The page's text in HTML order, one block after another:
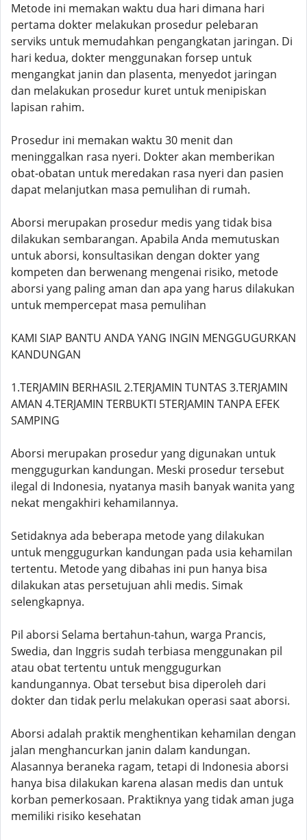
Metode ini memakan waktu dua hari dimana hari
pertama dokter melakukan prosedur pelebaran
serviks untuk memudahkan pengangkatan jaringan. Di
hari kedua, dokter menggunakan forsep untuk
mengangkat janin dan plasenta, menyedot jaringan
dan melakukan prosedur kuret untuk menipiskan
lapisan rahim.
Prosedur ini memakan waktu 30 menit dan
meninggalkan rasa nyeri. Dokter akan memberikan
obat-obatan untuk meredakan rasa nyeri dan pasien
dapat melanjutkan masa pemulihan di rumah.
Aborsi merupakan prosedur medis yang tidak bisa
dilakukan sembarangan. Apabila Anda memutuskan
untuk aborsi, konsultasikan dengan dokter yang
kompeten dan berwenang mengenai risiko, metode
aborsi yang paling aman dan apa yang harus dilakukan
untuk mempercepat masa pemulihan
KAMI SIAP BANTU ANDA YANG INGIN MENGGUGURKAN
KANDUNGAN
1.TERJAMIN BERHASIL 2.TERJAMIN TUNTAS 3.TERJAMIN
AMAN 4.TERJAMIN TERBUKTI 5TERJAMIN TANPA EFEK
SAMPING
Aborsi merupakan prosedur yang digunakan untuk
menggugurkan kandungan. Meski prosedur tersebut
ilegal di Indonesia, nyatanya masih banyak wanita yang
nekat mengakhiri kehamilannya.
Setidaknya ada beberapa metode yang dilakukan
untuk menggugurkan kandungan pada usia kehamilan
tertentu. Metode yang dibahas ini pun hanya bisa
dilakukan atas persetujuan ahli medis. Simak
selengkapnya.
Pil aborsi Selama bertahun-tahun, warga Prancis,
Swedia, dan Inggris sudah terbiasa menggunakan pil
atau obat tertentu untuk menggugurkan
kandungannya. Obat tersebut bisa diperoleh dari
dokter dan tidak perlu melakukan operasi saat aborsi.
Aborsi adalah praktik menghentikan kehamilan dengan
jalan menghancurkan janin dalam kandungan.
Alasannya beraneka ragam, tetapi di Indonesia aborsi
hanya bisa dilakukan karena alasan medis dan untuk
korban pemerkosaan. Praktiknya yang tidak aman juga
memiliki risiko kesehatan